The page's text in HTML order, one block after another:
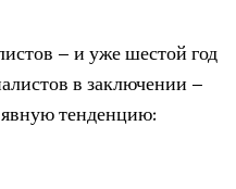
– и уже шестой год
в заключении –
тенденцию: